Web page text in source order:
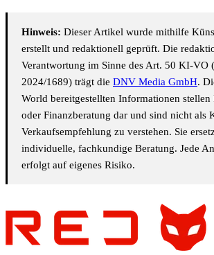
Hinweis: Dieser Artikel wurde mithilfe
erstellt und redaktionell geprüft. Die
Verantwortung im Sinne des Art. 50 KI-VO
2024/1689) trägt die DNV Media GmbH.
World bereitgestellten Informationen stellen
oder Finanzberatung dar und sind nicht als
Verkaufsempfehlung zu verstehen. Sie
individuelle, fachkundige Beratung. Jede
erfolgt auf eigenes Risiko.